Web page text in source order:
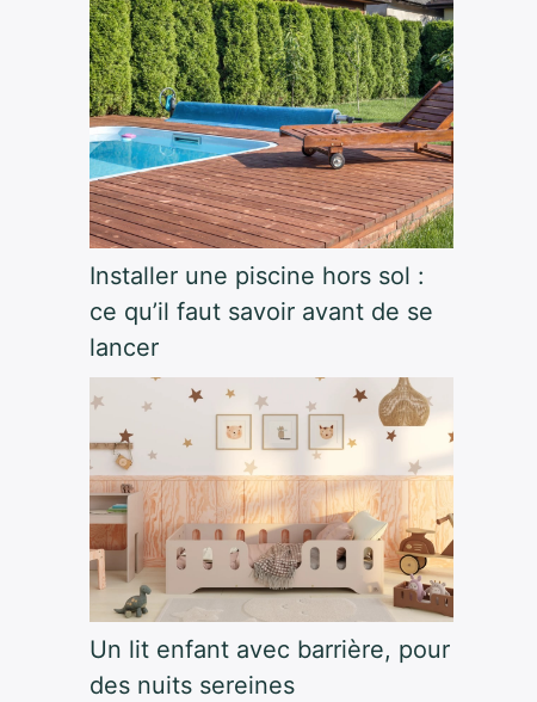
Installer une piscine hors sol :
ce qu’il faut savoir avant de se
lancer
Un lit enfant avec barrière, pour
des nuits sereines